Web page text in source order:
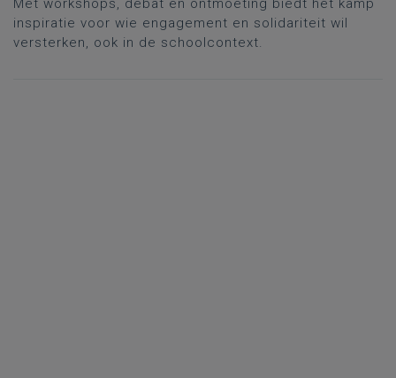
Met workshops, debat en ontmoeting biedt het kamp
inspiratie voor wie engagement en solidariteit wil
versterken, ook in de schoolcontext.